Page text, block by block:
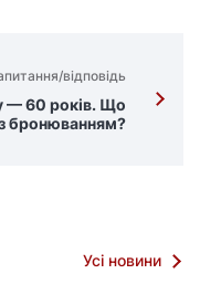
відповідь
— 60 років. Що
бронюванням?
Усі новини